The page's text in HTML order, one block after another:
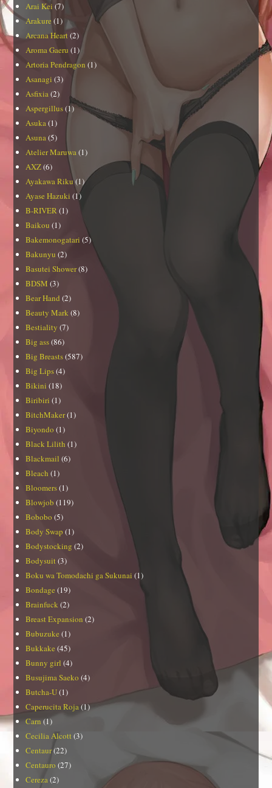
Arai Kei (7)
Arakure(1)
Arcana Heart(2)
Aroma Gaeru (1)
Artoria Pendragon (1)
Asanagi (3)
Asfixia(2)
Aspergillus(1)
Asuka(1)
Asuna(5)
Atelier Maruwa(1)
AXZ(6)
Ayakawa Riku(1)
Ayase Hazuki (1)
B-RIVER (1)
Baikou (1)
Bakemonogatari (5)
Bakunyu (2)
Basutei Shower(8)
BDSM (3)
Bear Hand (2)
Beauty Mark (8)
Bestiality (7)
Big ass(86)
Big Breasts(587)
Big Lips(4)
Bikini (18)
Biribiri (1)
BitchMaker(1)
Biyondo (1)
Black Lilith (1)
Blackmail (6)
Bleach (1)
Bloomers(1)
Blowjob (119)
Bobobo (5)
Body Swap (1)
Bodystocking (2)
Bodysuit (3)
Boku wa Tomodachi ga Sukunai (1)
Bondage (19)
Brainfuck (2)
Breast Expansion (2)
Bubuzuke (1)
Bukkake (45)
Bunny girl (4)
Busujima Saeko (4)
Butcha-U(1)
Caperucita Roja(1)
Carn(1)
Cecilia Alcott (3)
Centaur(22)
Centauro (27)
Cereza(2)